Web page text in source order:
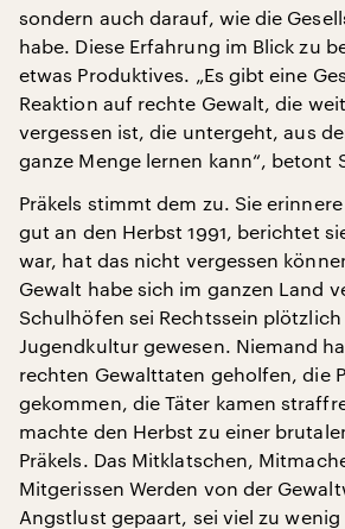
sondern auch darauf, wie die
habe. Diese Erfahrung im Blick zu
etwas Produktives. „Es gibt eine
Reaktion auf rechte Gewalt, die
vergessen ist, die untergeht, aus
ganze Menge lernen kann“, betont
Präkels stimmt dem zu. Sie
gut an den Herbst 1991, berichtet
war, hat das nicht vergessen
Gewalt habe sich im ganzen Land
Schulhöfen sei Rechtssein plötzlich
Jugendkultur gewesen. Niemand
rechten Gewalttaten geholfen, die
gekommen, die Täter kamen
machte den Herbst zu einer
Präkels. Das Mitklatschen,
Mitgerissen Werden von der
Angstlust gepaart, sei viel zu